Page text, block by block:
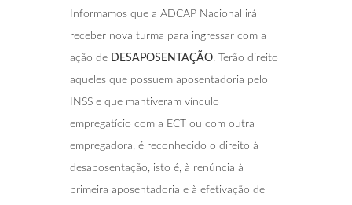
Informamos que a ADCAP Nacional irá
receber nova turma para ingressar com a
ação de DESAPOSENTAÇÃO. Terão direito
aqueles que possuem aposentadoria pelo
INSS e que mantiveram vínculo
empregatício com a ECT ou com outra
empregadora, é reconhecido o direito à
desaposentação, isto é, à renúncia à
primeira aposentadoria e à efetivação de